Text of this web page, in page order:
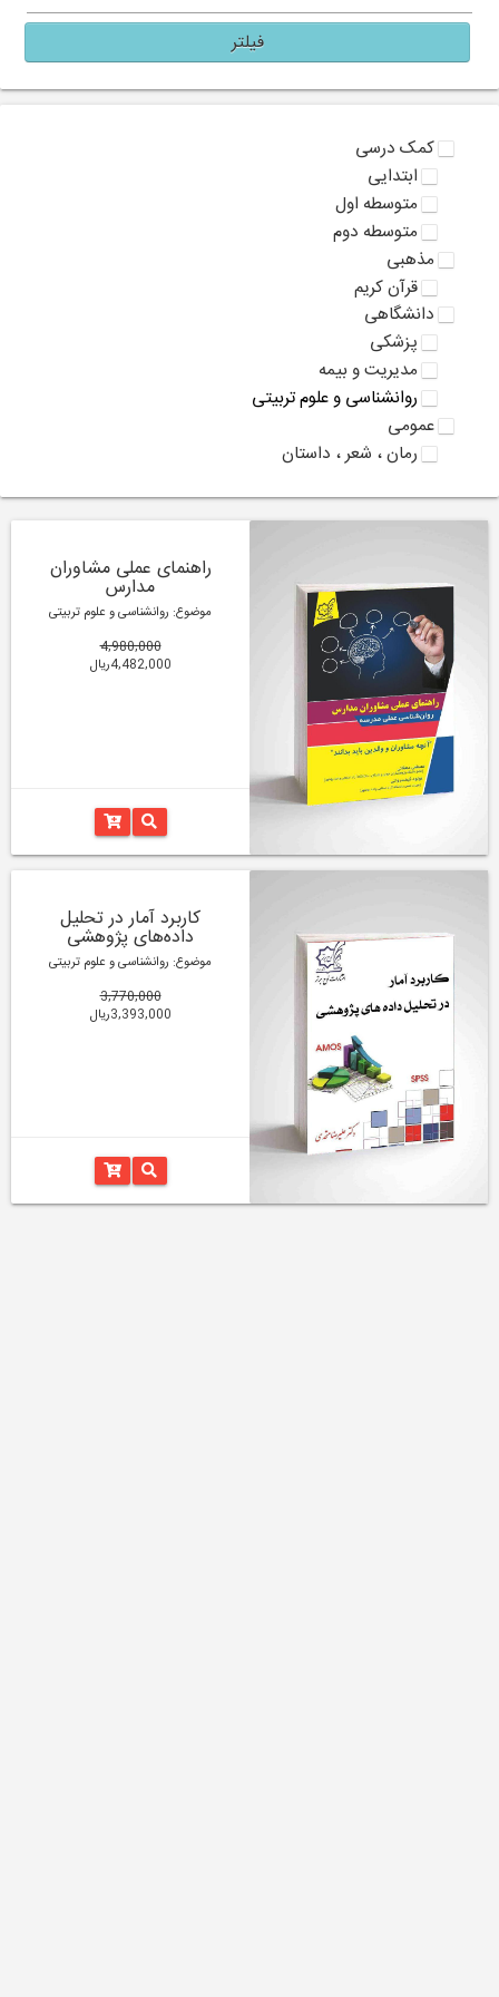
فیلتر
کمک درسی
ابتدایی
متوسطه اول
متوسطه دوم
مذهبی
قرآن کریم
دانشگاهی
پزشکی
مدیریت و بیمه
روانشناسی و علوم تربیتی
عمومی
رمان ، شعر ، داستان
راهنمای عملی مشاوران
مدارس
موضوع: روانشناسی و علوم تربیتی
4,980,000
4,482,000ریال
کاربرد آمار در تحلیل
داده‌های پژوهشی
موضوع: روانشناسی و علوم تربیتی
3,770,000
3,393,000ریال